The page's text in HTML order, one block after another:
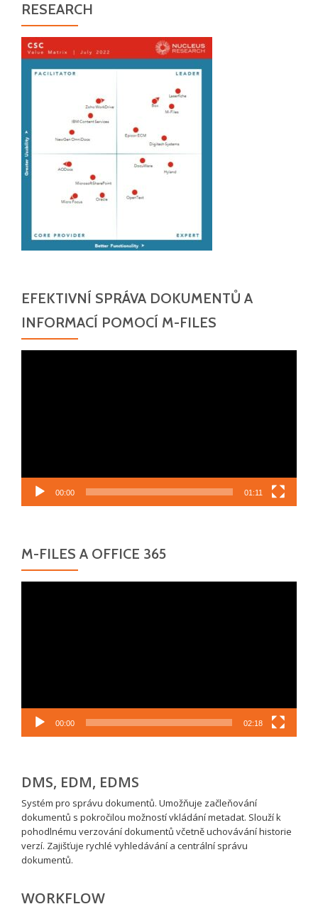
RESEARCH
EFEKTIVNÍ SPRÁVA DOKUMENTŮ A
INFORMACÍ POMOCÍ M-FILES
00:00 01:11
M-FILES A OFFICE 365
00:00 02:18
DMS, EDM, EDMS
Systém pro správu dokumentů. Umožňuje začleňování
dokumentů s pokročilou možností vkládání metadat. Slouží k
pohodlnému verzování dokumentů včetně uchovávání historie
verzí. Zajišťuje rychlé vyhledávání a centrální správu
dokumentů.
WORKFLOW